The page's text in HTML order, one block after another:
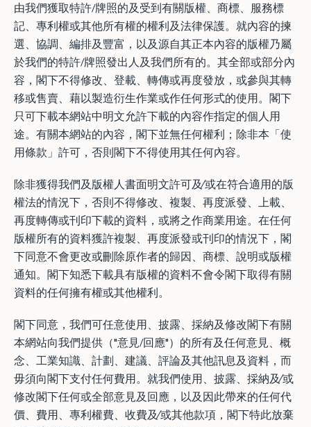
由我們獲取特許/牌照的及受到有關版權、商標、服務標
記、專利權或其他所有權的權利及法律保護。就內容的揀
選、協調、編排及豐富，以及源自其正本內容的版權乃屬
於我們的特許/牌照發出人及我們所有的。其全部或部分內
容，閣下不得修改、登載、轉傳或再度發放，或參與其轉
移或售賣、藉以製造衍生作業或作任何形式的使用。閣下
只可下載本網站中明文允許下載的內容作指定的個人用
途。有關本網站的內容，閣下並無任何權利；除非本「使
用條款」許可，否則閣下不得使用其任何內容。
除非獲得我們及版權人書面明文許可及∕或在符合適用的版
權法的情況下，否則不得修改、複製、再度派發、上載、
再度轉傳或刊印下載的資料，或將之作商業用途。在任何
版權所有的資料獲許複製、再度派發或刊印的情況下，閣
下同意不會更改或刪除原作者的歸因、商標、說明或版權
通知。閣下知悉下載具有版權的資料不會令閣下取得有關
資料的任何擁有權或其他權利。
閣下同意，我們可任意使用、披露、採納及修改閣下有關
本網站向我們提供（"意見/回應"）的所有及任何意見、概
念、工業知識、計劃、建議、評論及其他訊息及資料，而
毋須向閣下支付任何費用。就我們使用、披露、採納及∕或
修改閣下任何或全部意見及回應，以及因此帶來的任何代
價、費用、專利權費、收費及∕或其他款項，閣下特此放棄